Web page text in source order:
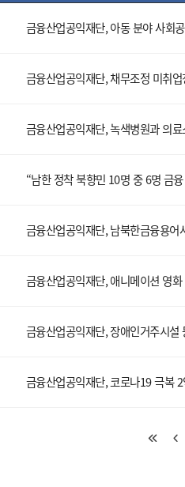
금융산업공익재단, 아동 분야 사회
금융산업공익재단, 채무조정 미취
금융산업공익재단, 녹색병원과 의
“남한 정착 북향민 10명 중 6명 금
금융산업공익재단, 남북한금융용어
금융산업공익재단, 애니메이션 영화
금융산업공익재단, 장애인거주시
금융산업공익재단, 코로나19 극복